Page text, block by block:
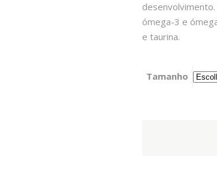
ómega-3 e
e taurina.
Tamanho